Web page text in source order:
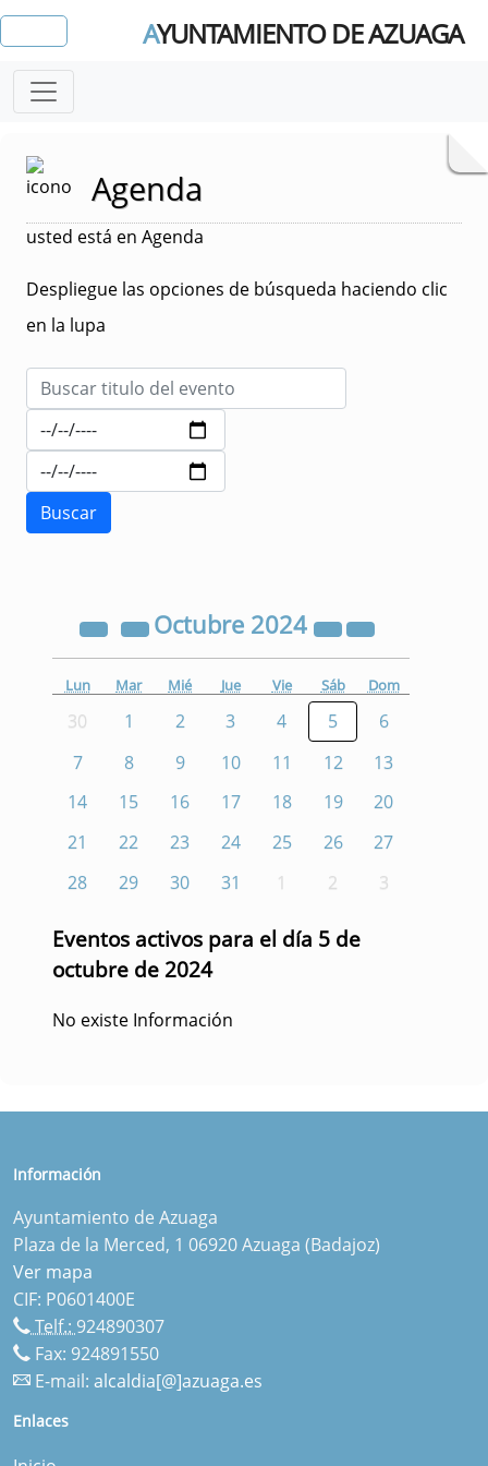
AYUNTAMIENTO DE AZUAGA
Agenda
usted está en Agenda
Despliegue las opciones de búsqueda haciendo clic
en la lupa
Octubre 2024
Lun Mar Mié Jue Vie Sáb Dom
30 1 2 3 4 5
6
7
8 9 10 11 12
13
14
15 16 17 18 19
20
21
22 23 24 25 26
27
28
29 30 31 1 2 3
Eventos activos para el día 5 de
octubre de 2024
No existe Información
Información
Ayuntamiento de Azuaga
Plaza de la Merced, 1 06920 Azuaga (Badajoz)
Ver mapa
CIF: P0601400E
Telf.: 924890307
Fax: 924891550
E-mail: alcaldia[@]azuaga.es
Enlaces